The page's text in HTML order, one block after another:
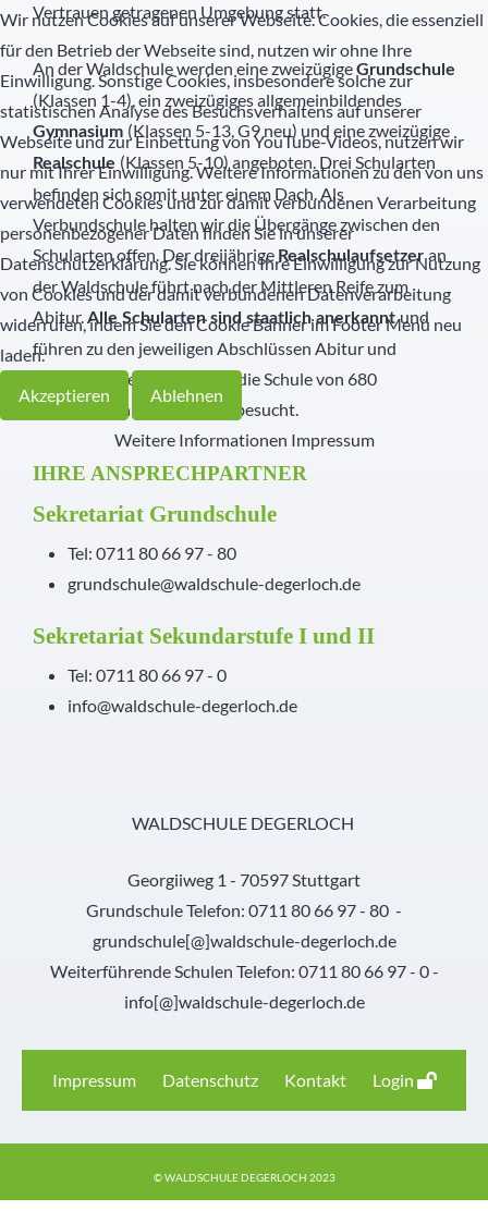
Vertrauen getragenen Umgebung statt.
An der Waldschule werden eine zweizügigeGrundschule
(Klassen 1-4), ein zweizügiges allgemeinbildendes
Gymnasium (Klassen 5-13, G9 neu) und eine zweizügige
Realschule (Klassen 5-10) angeboten. Drei Schularten
befinden sich somit unter einem Dach. Als
Verbundschule halten wir die Übergänge zwischen den
Schularten offen. Der dreijährige Realschulaufsetzeran
der Waldschule führt nach der Mittleren Reife zum
Abitur.Alle Schularten sind staatlich anerkanntund
führen zu den jeweiligen Abschlüssen Abitur und
Mittlere Reife. Zurzeit wird die Schule von 680
Schülerinnen und Schülern besucht.
IHRE ANSPRECHPARTNER
Sekretariat Grundschule
Tel: 0711 80 66 97 - 80
grundschule@waldschule-degerloch.de
Sekretariat Sekundarstufe I und II
Tel: 0711 80 66 97 - 0
info@waldschule-degerloch.de
WALDSCHULE DEGERLOCH
Georgiiweg 1 - 70597 Stuttgart
Grundschule Telefon: 0711 80 66 97 - 80 -
grundschule[@]waldschule-degerloch.de
Weiterführende Schulen Telefon: 0711 80 66 97 - 0 -
info[@]waldschule-degerloch.de
Impressum Datenschutz Kontakt Login
© WALDSCHULE DEGERLOCH 2023
Wir nutzen Cookies auf unserer Webseite. Cookies, die essenziell
für den Betrieb der Webseite sind, nutzen wir ohne Ihre
Einwilligung. Sonstige Cookies, insbesondere solche zur
statistischen Analyse des Besuchsverhaltens auf unserer
Webseite und zur Einbettung von YouTube-Videos, nutzen wir
nur mit Ihrer Einwilligung. Weitere Informationen zu den von uns
verwendeten Cookies und zur damit verbundenen Verarbeitung
personenbezogener Daten finden Sie in unserer
Datenschutzerklärung. Sie können Ihre Einwilligung zur Nutzung
von Cookies und der damit verbundenen Datenverarbeitung
widerrufen, indem Sie den Cookie Banner im Footer Menü neu
laden.
Akzeptieren
Ablehnen
Weitere Informationen Impressum
Partner